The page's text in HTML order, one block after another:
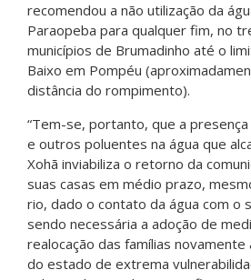
recomendou a não utilização da
Paraopeba para qualquer fim, no
municípios de Brumadinho até o
Baixo em Pompéu
distância do rompimento).
“Tem-se, portanto, que a
e outros poluentes na água que
Xohã inviabiliza o retorno da
suas casas em médio prazo,
rio, dado o contato da água com o
sendo necessária a adoção de
realocação das famílias
do estado de extrema